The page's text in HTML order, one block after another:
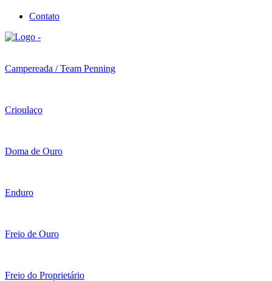
Contato
Campereada / Team Penning
Crioulaço
Doma de Ouro
Enduro
Freio de Ouro
Freio do Proprietário